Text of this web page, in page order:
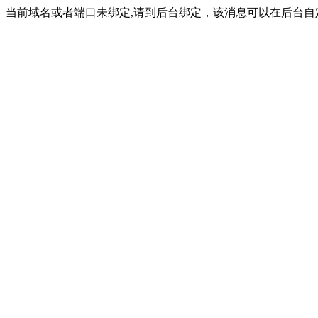
当前域名或者端口未绑定,请到后台绑定，该消息可以在后台自